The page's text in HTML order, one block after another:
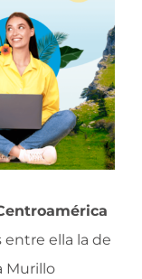
ella la de
Murillo